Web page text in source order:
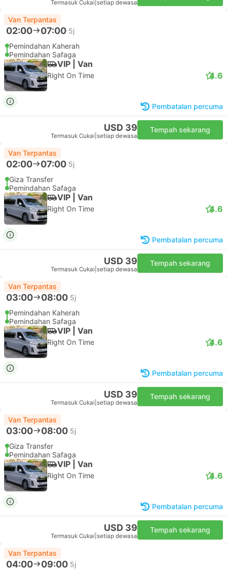
Termasuk Cukai setiap dewasa
Van Terpantas
02:00 07:00 5j
Pemindahan Kaherah
Pemindahan Safaga
VIP | Van
Right On Time 4.6
Pembatalan percuma
USD 39
Termasuk Cukai setiap dewasa
Tempah sekarang
Van Terpantas
02:00 07:00 5j
Giza Transfer
Pemindahan Safaga
VIP | Van
Right On Time 4.6
Pembatalan percuma
USD 39
Termasuk Cukai setiap dewasa
Tempah sekarang
Van Terpantas
03:00 08:00 5j
Pemindahan Kaherah
Pemindahan Safaga
VIP | Van
Right On Time 4.6
Pembatalan percuma
USD 39
Termasuk Cukai setiap dewasa
Tempah sekarang
Van Terpantas
03:00 08:00 5j
Giza Transfer
Pemindahan Safaga
VIP | Van
Right On Time 4.6
Pembatalan percuma
USD 39
Termasuk Cukai setiap dewasa
Tempah sekarang
Van Terpantas
04:00 09:00 5j